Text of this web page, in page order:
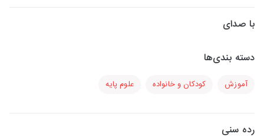
با صدای
دسته بندی‌ها
آموزش کودکان و خانواده علوم پایه
رده سنی